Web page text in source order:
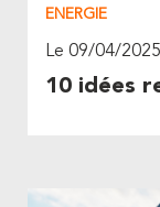
ENERGIE
Le 09/04/
10 idées